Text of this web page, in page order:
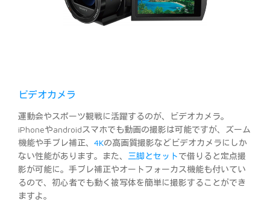
ビデオカメラ
運動会やスポーツ観戦に活躍するのが、ビデオカメラ。
iPhoneやandroidスマホでも動画の撮影は可能ですが、ズーム
機能や手ブレ補正、 4Kの高画質撮影などビデオカメラにしか
ない性能があります。また、
三脚とセットで借りると定点撮
影が可能に。手ブレ補正やオートフォーカス機能も付いてい
るので、初心者でも動く被写体を簡単に撮影することができ
ますよ。